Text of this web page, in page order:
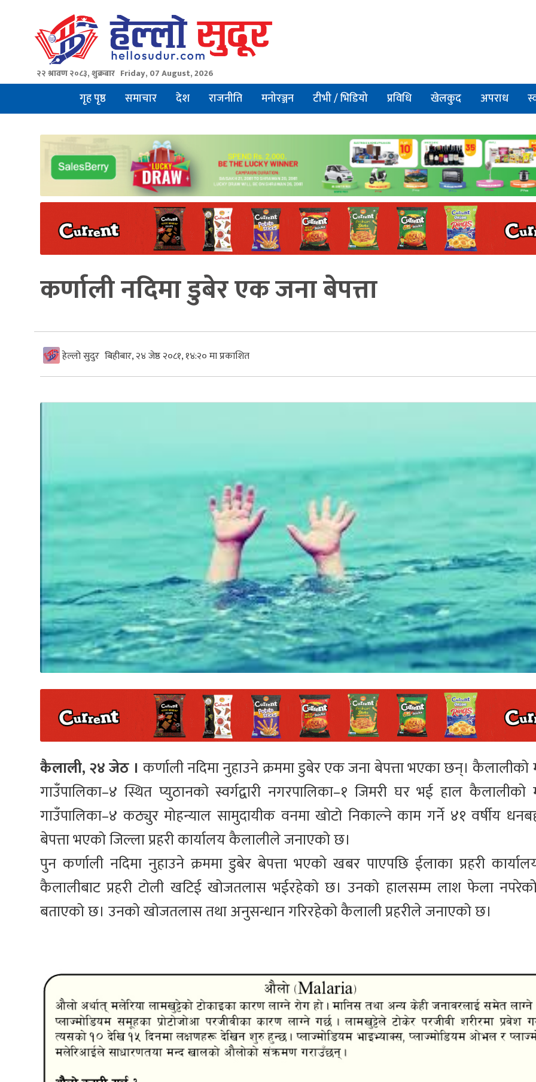
२२ श्रावण २०८३, शुक्रबार Friday, 07 August, 2026
गृह पृष्ठ समाचार देश राजनीति मनोरञ्जन टीभी / भिडियो प्रविधि खेलकुद अपराध
कर्णाली नदिमा डुबेर एक जना बेपत्ता
हेल्लो सुदुर बिहीबार, २४ जेष्ठ २०८१, १४:२० मा प्रकाशित
कैलाली, २४ जेठ । कर्णाली नदिमा नुहाउने क्रममा डुबेर एक जना बेपत्ता भएका छन्। कैलालीको
गाउँपालिका–४ स्थित प्युठानको स्वर्गद्वारी नगरपालिका–१ जिमरी घर भई हाल कैलालीको
गाउँपालिका–४ कठ्युर मोहन्याल सामुदायीक वनमा खोटो निकाल्ने काम गर्ने ४१ वर्षीय
बेपत्ता भएको जिल्ला प्रहरी कार्यालय कैलालीले जनाएको छ।
पुन कर्णाली नदिमा नुहाउने क्रममा डुबेर बेपत्ता भएको खबर पाएपछि ईलाका प्रहरी
कैलालीबाट प्रहरी टोली खटिई खोजतलास भईरहेको छ। उनको हालसम्म लाश फेला नपरेको
बताएको छ। उनको खोजतलास तथा अनुसन्धान गरिरहेको कैलाली प्रहरीले जनाएको छ।